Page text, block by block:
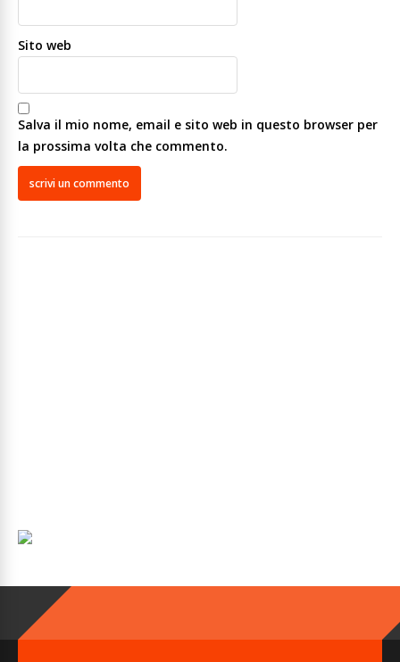
Sito web
Salva il mio nome, email e sito web in questo browser per
la prossima volta che commento.